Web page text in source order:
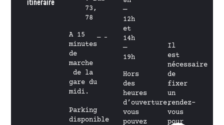
itinéraire
73,
78
A 15
minutes
de
marche
de la
gare du
midi.
Parking
disponible
—
12h
et
14h
—
19h
Hors
des
heures
d’ouverture,
vous
pouvez
Il
est
nécessaire
de
fixer
un
rendez-
vous
pour